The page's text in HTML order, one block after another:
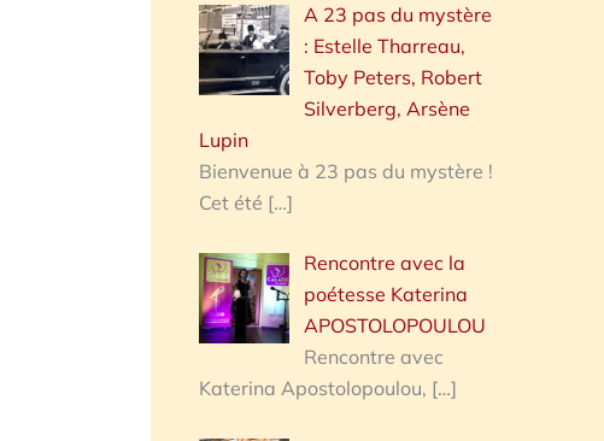
A 23 pas du mystère
: Estelle Tharreau,
Toby Peters, Robert
Silverberg, Arsène
Lupin
Bienvenue à 23 pas du mystère !
Cet été […]
Rencontre avec la
poétesse Katerina
APOSTOLOPOULOU
Rencontre avec
Katerina Apostolopoulou, […]